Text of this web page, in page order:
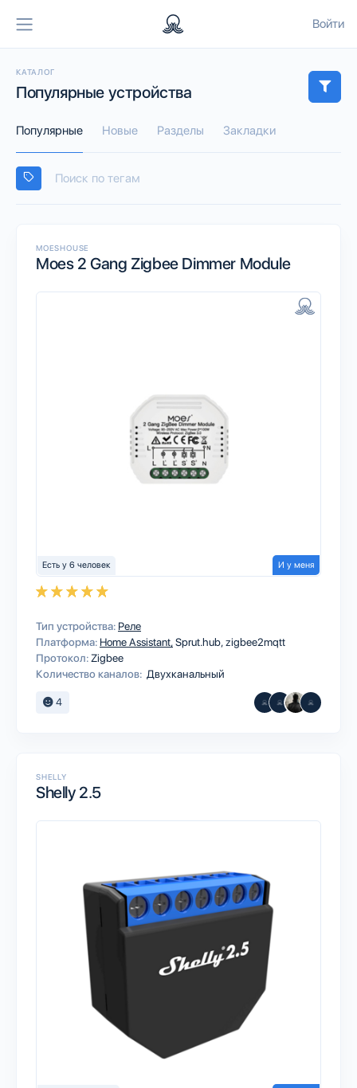
Войти
КАТАЛОГ
Популярные устройства
Популярные Новые Разделы Закладки
MOESHOUSE
Moes 2 Gang Zigbee Dimmer Module
Есть у 6 человек И у меня
Тип устройства: Реле
Платформа: Home AssistantSprut.hubzigbee2mqtt
Протокол: Zigbee
Количество каналов: Двухканальный
4
SHELLY
Shelly 2.5